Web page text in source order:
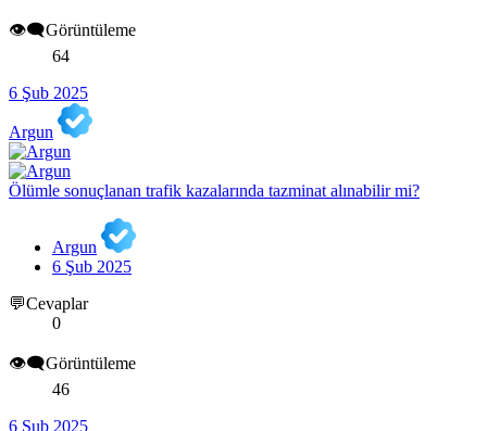
👁️‍🗨️Görüntüleme
64
6 Şub 2025
Argun
Ölümle sonuçlanan trafik kazalarında tazminat alınabilir mi?
Argun
6 Şub 2025
💬Cevaplar
0
👁️‍🗨️Görüntüleme
46
6 Şub 2025